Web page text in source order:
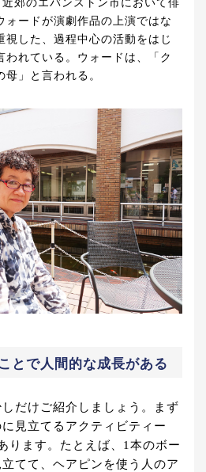
郊のエバンストン市において俳
ォードが演劇作品の上演ではな
視した、過程中心の活動をはじ
われている。ウォードは、「ク
母」と言われる。
とで人間的な成長がある
だけご紹介しましょう。まず
見立てるアクティビティー
ります。たとえば、1本のボー
てて、ヘアピンを使う人のア